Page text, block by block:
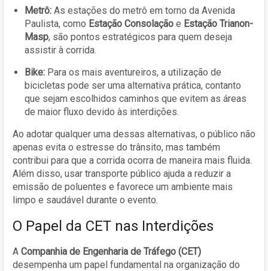
Metrô: As estações do metrô em torno da Avenida
Paulista, como Estação Consolação e Estação Trianon-
Masp, são pontos estratégicos para quem deseja
assistir à corrida.
Bike: Para os mais aventureiros, a utilização de
bicicletas pode ser uma alternativa prática, contanto
que sejam escolhidos caminhos que evitem as áreas
de maior fluxo devido às interdições.
Ao adotar qualquer uma dessas alternativas, o público não
apenas evita o estresse do trânsito, mas também
contribui para que a corrida ocorra de maneira mais fluida.
Além disso, usar transporte público ajuda a reduzir a
emissão de poluentes e favorece um ambiente mais
limpo e saudável durante o evento.
O Papel da CET nas Interdições
A Companhia de Engenharia de Tráfego (CET)
desempenha um papel fundamental na organização do